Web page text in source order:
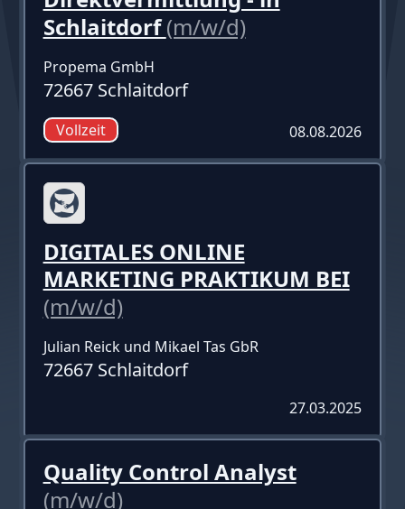
Schlaitdorf(m/w/d)
Propema GmbH
72667 Schlaitdorf
Vollzeit 08.08.2026
DIGITALES ONLINE
MARKETING PRAKTIKUM BEI
(m/w/d)
Julian Reick und Mikael Tas GbR
72667 Schlaitdorf
27.03.2025
Quality Control Analyst
(m/w/d)